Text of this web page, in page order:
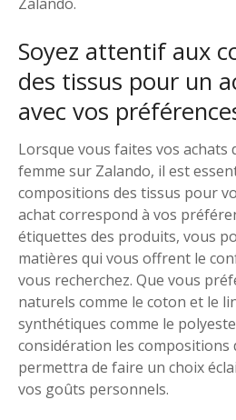
Zalando.
Soyez attentif aux
des tissus pour un
avec vos
Lorsque vous faites vos achats
femme sur Zalando, il est
compositions des tissus pour
achat correspond à vos
étiquettes des produits, vous
matières qui vous offrent le
vous recherchez. Que vous
naturels comme le coton et le
synthétiques comme le
considération les compositions
permettra de faire un choix
vos goûts personnels.